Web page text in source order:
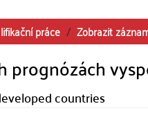
práce Zobrazit
prognózách
countries